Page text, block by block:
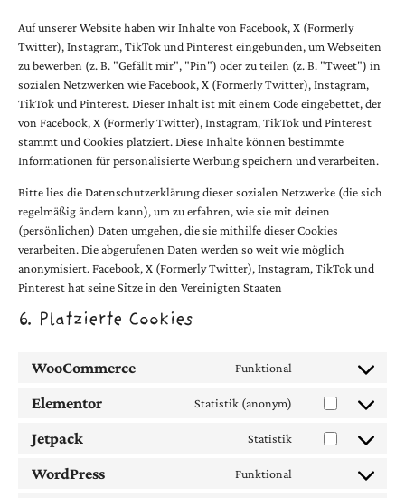
Auf unserer Website haben wir Inhalte von Facebook, X (Formerly
Twitter), Instagram, TikTok und Pinterest eingebunden, um Webseiten
zu bewerben (z. B. "Gefällt mir", "Pin") oder zu teilen (z. B. "Tweet") in
sozialen Netzwerken wie Facebook, X (Formerly Twitter), Instagram,
TikTok und Pinterest. Dieser Inhalt ist mit einem Code eingebettet, der
von Facebook, X (Formerly Twitter), Instagram, TikTok und Pinterest
stammt und Cookies platziert. Diese Inhalte können bestimmte
Informationen für personalisierte Werbung speichern und verarbeiten.
Bitte lies die Datenschutzerklärung dieser sozialen Netzwerke (die sich
regelmäßig ändern kann), um zu erfahren, wie sie mit deinen
(persönlichen) Daten umgehen, die sie mithilfe dieser Cookies
verarbeiten. Die abgerufenen Daten werden so weit wie möglich
anonymisiert. Facebook, X (Formerly Twitter), Instagram, TikTok und
Pinterest hat seine Sitze in den Vereinigten Staaten
6. Platzierte Cookies
WooCommerce Funktional
Elementor Statistik (anonym)
Jetpack Statistik
WordPress Funktional